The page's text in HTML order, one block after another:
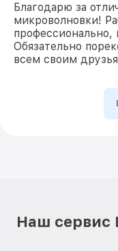
Благодарю за
микроволновки!
Обязательно
всем своим
Наш сервис